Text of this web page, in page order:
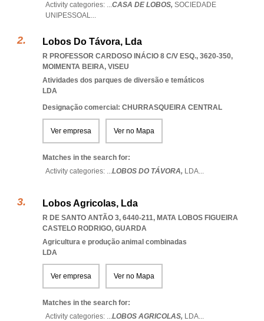
Activity categories: ...CASA DE LOBOS, SOCIEDADE
UNIPESSOAL...
Lobos Do Távora, Lda
R PROFESSOR CARDOSO INÁCIO 8 C/V ESQ., 3620-350,
MOIMENTA BEIRA, VISEU
Atividades dos parques de diversão e temáticos
LDA
Designação comercial: CHURRASQUEIRA CENTRAL
Ver empresa Ver no Mapa
Matches in the search for:
Activity categories: ...LOBOS DO TÁVORA, LDA...
Lobos Agricolas, Lda
R DE SANTO ANTÃO 3, 6440-211, MATA LOBOS FIGUEIRA
CASTELO RODRIGO, GUARDA
Agricultura e produção animal combinadas
LDA
Ver empresa Ver no Mapa
Matches in the search for:
Activity categories: ...LOBOS AGRICOLAS, LDA...